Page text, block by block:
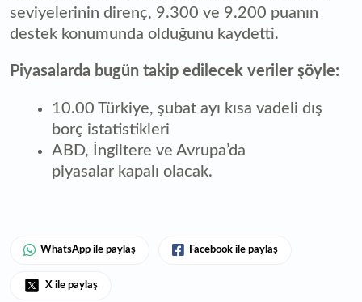
seviyelerinin direnç, 9.300 ve 9.200 puanın
destek konumunda olduğunu kaydetti.
Piyasalarda bugün takip edilecek veriler şöyle:
10.00 Türkiye, şubat ayı kısa vadeli dış
borç istatistikleri
ABD, İngiltere ve Avrupa’da
piyasalar kapalı olacak.
WhatsApp ile paylaş Facebook ile paylaş
X ile paylaş